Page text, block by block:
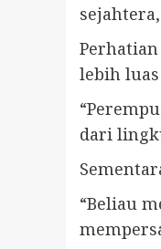
lebih
dari
“Beliau